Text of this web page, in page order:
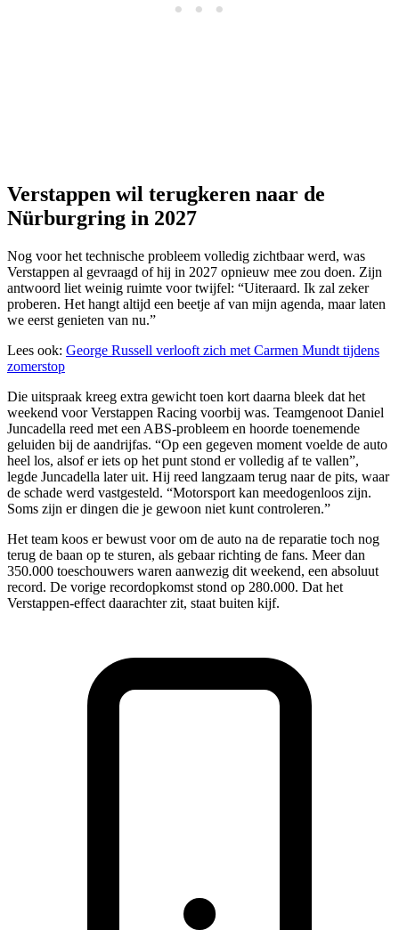
Verstappen wil terugkeren naar de
Nürburgring in 2027
Nog voor het technische probleem volledig zichtbaar werd, was
Verstappen al gevraagd of hij in 2027 opnieuw mee zou doen. Zijn
antwoord liet weinig ruimte voor twijfel: “Uiteraard. Ik zal zeker
proberen. Het hangt altijd een beetje af van mijn agenda, maar laten
we eerst genieten van nu.”
Lees ook: George Russell verlooft zich met Carmen Mundt tijdens
zomerstop
Die uitspraak kreeg extra gewicht toen kort daarna bleek dat het
weekend voor Verstappen Racing voorbij was. Teamgenoot Daniel
Juncadella reed met een ABS-probleem en hoorde toenemende
geluiden bij de aandrijfas. “Op een gegeven moment voelde de auto
heel los, alsof er iets op het punt stond er volledig af te vallen”,
legde Juncadella later uit. Hij reed langzaam terug naar de pits, waar
de schade werd vastgesteld. “Motorsport kan meedogenloos zijn.
Soms zijn er dingen die je gewoon niet kunt controleren.”
Het team koos er bewust voor om de auto na de reparatie toch nog
terug de baan op te sturen, als gebaar richting de fans. Meer dan
350.000 toeschouwers waren aanwezig dit weekend, een absoluut
record. De vorige recordopkomst stond op 280.000. Dat het
Verstappen-effect daarachter zit, staat buiten kijf.